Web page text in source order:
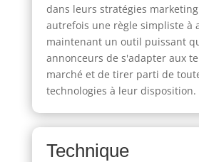
dans leurs stratégies
autrefois une règle simpliste à
maintenant un outil puissant
annonceurs de s'adapter aux
marché et de tirer parti de
technologies à leur disposition.
Technique